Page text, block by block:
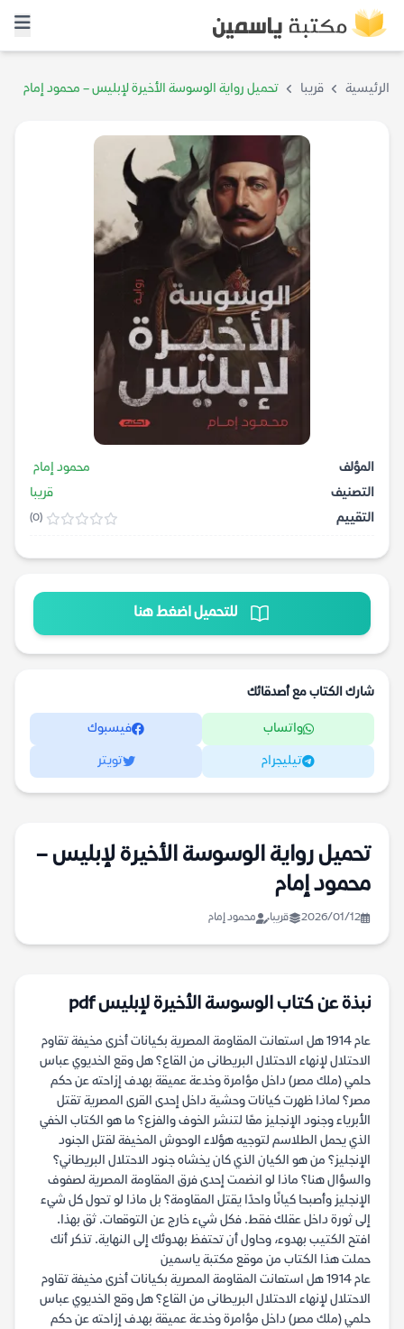
الرئيسية قريبا تحميل رواية الوسوسة الأخيرة لإبليس – محمود إمام
المؤلف
محمود إمام
التصنيف
قريبا
التقييم
(0)
للتحميل اضغط هنا
شارك الكتاب مع أصدقائك
واتساب فيسبوك
تيليجرام تويتر
تحميل رواية الوسوسة الأخيرة لإبليس –
محمود إمام
2026/01/12 قريبا محمود إمام
نبذة عن كتاب الوسوسة الأخيرة لإبليس pdf
عام 1914 هل استعانت المقاومة المصرية بكيانات أخرى مخيفة تقاوم
الاحتلال لإنهاء الاحتلال البريطانى من القاع؟ هل وقع الخديوي عباس
حلمي (ملك مصر) داخل مؤامرة وخدعة عميقة بهدف إزاحته عن حكم
مصر؟ لماذا ظهرت كيانات وحشية داخل إحدى القرى المصرية تقتل
الأبرياء وجنود الإنجليز معًا لتنشر الخوف والفزع؟ ما هو الكتاب الخفي
الذي يحمل الطلاسم لتوجيه هؤلاء الوحوش المخيفة لقتل الجنود
الإنجليز؟ من هو الكيان الذي كان يخشاه جنود الاحتلال البريطاني؟
والسؤال هنا؟ ماذا لو انضمت إحدى فرق المقاومة المصرية لصفوف
الإنجليز وأصبحا كيانًا واحدًا يقتل المقاومة؟ بل ماذا لو تحول كل شيء
إلى ثورة داخل عقلك فقط. فكل شيء خارج عن التوقعات. ثق بهذا.
افتح الكتيب بهدوء، وحاول أن تحتفظ بهدوئك إلى النهاية. تذكر أنك
حملت هذا الكتاب من موقع مكتبة ياسمين
عام 1914 هل استعانت المقاومة المصرية بكيانات أخرى مخيفة تقاوم
الاحتلال لإنهاء الاحتلال البريطانى من القاع؟ هل وقع الخديوي عباس
حلمي (ملك مصر) داخل مؤامرة وخدعة عميقة بهدف إزاحته عن حكم